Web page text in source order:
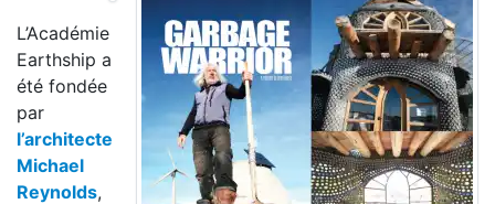
L’Académie
Earthship a
été fondée
par
l’architecte
Michael
Reynolds,